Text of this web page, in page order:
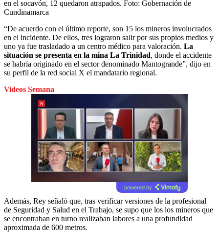
en el socavón, 12 quedaron atrapados. Foto: Gobernación de
Cundinamarca
“De acuerdo con el último reporte, son 15 los mineros involucrados
en el incidente. De ellos, tres lograron salir por sus propios medios y
uno ya fue trasladado a un centro médico para valoración. La
situación se presenta en la mina La Trinidad, donde el accidente
se habría originado en el sector denominado Mantogrande”, dijo en
su perfil de la red social X el mandatario regional.
Videos Semana
powered by
Además, Rey señaló que, tras verificar versiones de la profesional
de Seguridad y Salud en el Trabajo, se supo que los los mineros que
se encontraban en turno realizaban labores a una profundidad
aproximada de 600 metros.